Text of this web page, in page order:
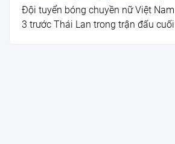
Đội tuyển bóng chuyền nữ Việt
3 trước Thái Lan trong trận đấu